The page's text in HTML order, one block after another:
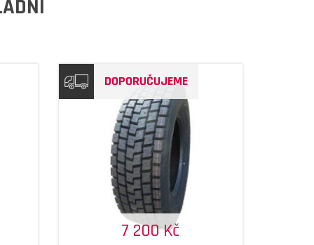
DOPORUČUJEME
7 200 Kč